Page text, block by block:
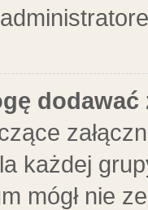
dodawać
każdej
mógł nie